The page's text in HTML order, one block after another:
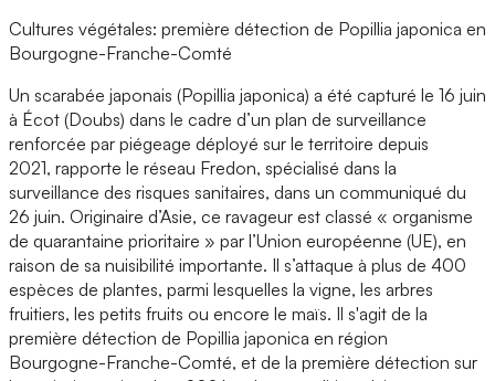
Cultures végétales: première détection de Popillia japonica en
Bourgogne-Franche-Comté
Un scarabée japonais (Popillia japonica) a été capturé le 16 juin
à Écot (Doubs) dans le cadre d’un plan de surveillance
renforcée par piégeage déployé sur le territoire depuis
2021, rapporte le réseau Fredon, spécialisé dans la
surveillance des risques sanitaires, dans un communiqué du
26 juin. Originaire d’Asie, ce ravageur est classé « organisme
de quarantaine prioritaire » par l’Union européenne (UE), en
raison de sa nuisibilité importante. Il s’attaque à plus de 400
espèces de plantes, parmi lesquelles la vigne, les arbres
fruitiers, les petits fruits ou encore le maïs. Il s'agit de la
première détection de Popillia japonica en région
Bourgogne-Franche-Comté, et de la première détection sur